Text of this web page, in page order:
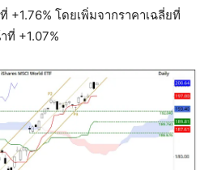
โดยเพิ่มจากราคาเฉลี่ยที่
+1.07%